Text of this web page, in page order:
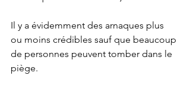
Il y a évidemment des arnaques plus
ou moins crédibles sauf que beaucoup
de personnes peuvent tomber dans le
piège.